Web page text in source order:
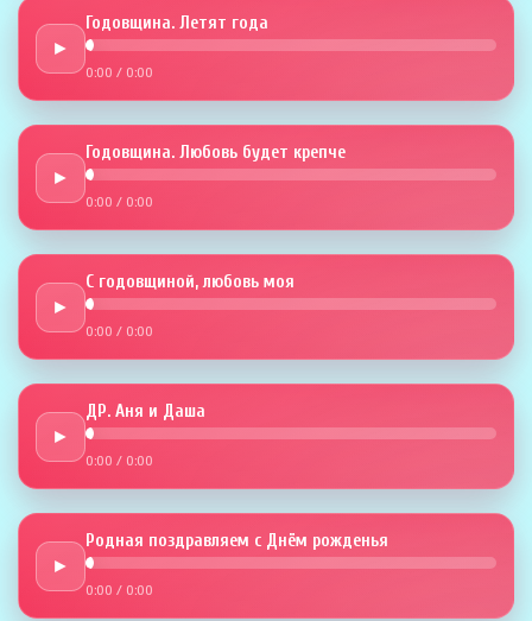
►
Годовщина. Летят года
0:00 / 0:00
►
Годовщина. Любовь будет крепче
0:00 / 0:00
►
С годовщиной, любовь моя
0:00 / 0:00
►
ДР. Аня и Даша
0:00 / 0:00
►
Родная поздравляем с Днём рожденья
0:00 / 0:00